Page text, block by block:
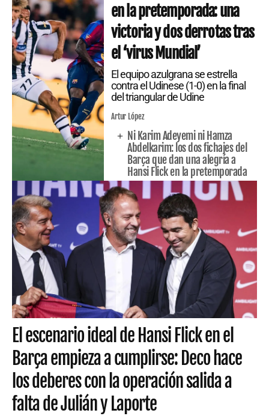
en la pretemporada: una
victoria y dos derrotas tras
el ‘virus Mundial’
El equipo azulgrana se estrella
contra el Udinese (1-0) en la final
del triangular de Udine
Artur López
Ni Karim Adeyemi ni Hamza
Abdelkarim: los dos fichajes del
Barça que dan una alegría a
Hansi Flick en la pretemporada
El escenario ideal de Hansi Flick en el
Barça empieza a cumplirse: Deco hace
los deberes con la operación salida a
falta de Julián y Laporte